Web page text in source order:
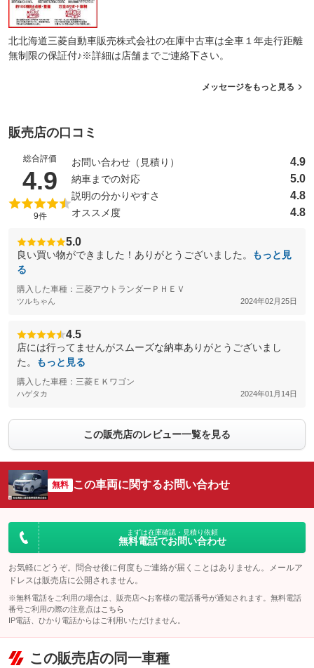
北北海道三菱自動車販売株式会社の在庫中古車は全車１年走行距離
無制限の保証付♪※詳細は店舗までご連絡下さい。
メッセージをもっと見る
販売店の口コミ
総合評価
4.9 （5点満点中）
9件
お問い合わせ（見積り） 4.9
納車までの対応 5.0
説明の分かりやすさ 4.8
オススメ度 4.8
5.0
良い買い物ができました！ありがとうございました。
もっと見
る
購入した車種：三菱アウトランダーＰＨＥＶ
ツルちゃん 2024年02月25日
4.5
店には行ってませんがスムーズな納車ありがとうございまし
た。
もっと見る
購入した車種：三菱ＥＫワゴン
ハゲタカ 2024年01月14日
この販売店のレビュー一覧を見る
無料 この車両に関するお問い合わせ
まずは在庫確認・見積り依頼
無料電話でお問い合わせ
お気軽にどうぞ。問合せ後に何度もご連絡が届くことはありません。メールア
ドレスは販売店に公開されません。
※無料電話をご利用の場合は、販売店へお客様の電話番号が通知されます。無料電話
番号ご利用の際の注意点は こちら
IP電話、ひかり電話からはご利用いただけません。
この販売店の同一車種